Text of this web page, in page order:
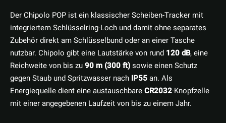
Der Chipolo POP ist ein klassischer Scheiben-Tracker mit
integriertem Schlüsselring-Loch und damit ohne separates
Zubehör direkt am Schlüsselbund oder an einer Tasche
nutzbar. Chipolo gibt eine Lautstärke von rund 120 dB, eine
Reichweite von bis zu90 m (300 ft)sowie einen Schutz
gegen Staub und Spritzwasser nach IP55an. Als
Energiequelle dient eine austauschbareCR2032-Knopfzelle
mit einer angegebenen Laufzeit von bis zu einem Jahr.